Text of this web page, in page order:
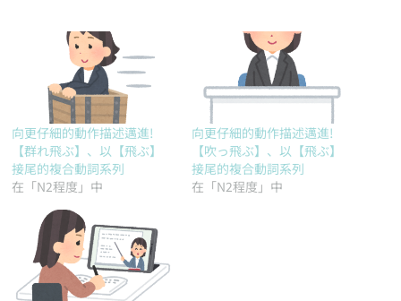
向更仔細的動作描述邁進!
【群れ飛ぶ】、以【飛ぶ】
接尾的複合動詞系列
在「N2程度」中
向更仔細的動作描述邁進!
【吹っ飛ぶ】、以【飛ぶ】
接尾的複合動詞系列
在「N2程度」中